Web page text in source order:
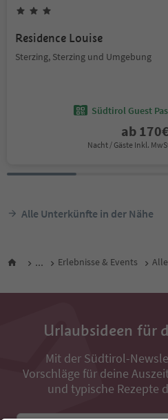
Residence Louise
Sterzing, Sterzing und Umgebung
Südtirol Guest
ab 170€
Nacht / Gäste Inkl.
Alle Unterkünfte in der Nähe
... Erlebnisse & Events
Urlaubsideen für
Mit der Südtirol-
Vorschläge für deine
und typische Rezepte